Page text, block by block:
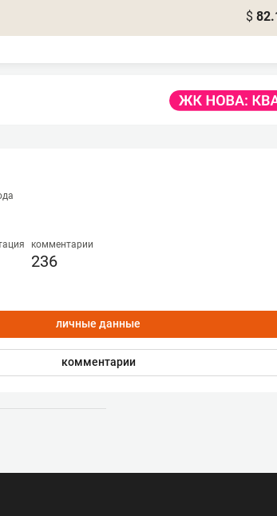
$
комментарии
236
личные данные
комментарии